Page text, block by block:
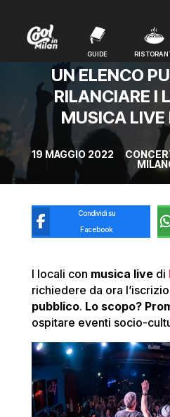
GUIDE
GUIDE
UN ELENCO
RILANCIARE I
MUSICA
19 MAGGIO 2022
Condividi su
Facebook
I locali con musica live di
richiedere da ora
pubblico. Lo scopo?
ospitare eventi socio-